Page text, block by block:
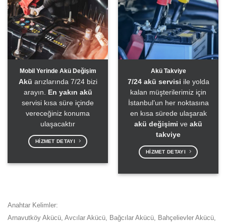
Mobil Yerinde Akü Değişim
Akü arızlarında 7/24 bizi
arayın. En yakın akü
servisi kısa süre içinde
vereceğiniz konuma
ulaşacaktır
HIZMET DETAYI
Akü Takviye
7/24 akü servisi ile yolda
kalan müşterilerimiz için
İstanbul’un her noktasına
en kısa sürede ulaşarak
akü değişimi ve akü
takviye
HIZMET DETAYI
Anahtar Kelimler:
Arnavutköy Akücü, Avcılar Akücü, Bağcılar Akücü, Bahçelievler Akücü,